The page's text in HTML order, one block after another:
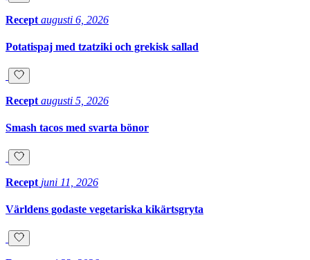
Recept augusti 6, 2026
Potatispaj med tzatziki och grekisk sallad
Recept augusti 5, 2026
Smash tacos med svarta bönor
Recept juni 11, 2026
Världens godaste vegetariska kikärtsgryta